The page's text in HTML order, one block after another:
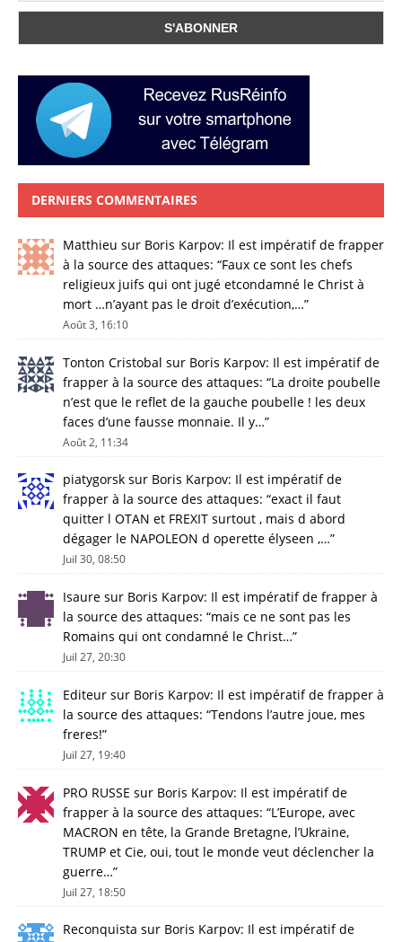
DERNIERS COMMENTAIRES
Matthieu sur Boris Karpov: Il est impératif de frapper
à la source des attaques: “Faux ce sont les chefs
religieux juifs qui ont jugé etcondamné le Christ à
mort …n’ayant pas le droit d’exécution,…”
Août 3, 16:10
Tonton Cristobal sur Boris Karpov: Il est impératif de
frapper à la source des attaques: “La droite poubelle
n’est que le reflet de la gauche poubelle ! les deux
faces d’une fausse monnaie. Il y…”
Août 2, 11:34
piatygorsk sur Boris Karpov: Il est impératif de
frapper à la source des attaques: “exact il faut
quitter l OTAN et FREXIT surtout , mais d abord
dégager le NAPOLEON d operette élyseen ,…”
Juil 30, 08:50
Isaure sur Boris Karpov: Il est impératif de frapper à
la source des attaques: “mais ce ne sont pas les
Romains qui ont condamné le Christ…”
Juil 27, 20:30
Editeur sur Boris Karpov: Il est impératif de frapper à
la source des attaques: “Tendons l’autre joue, mes
freres!”
Juil 27, 19:40
PRO RUSSE sur Boris Karpov: Il est impératif de
frapper à la source des attaques: “L’Europe, avec
MACRON en tête, la Grande Bretagne, l’Ukraine,
TRUMP et Cie, oui, tout le monde veut déclencher la
guerre…”
Juil 27, 18:50
Reconquista sur Boris Karpov: Il est impératif de